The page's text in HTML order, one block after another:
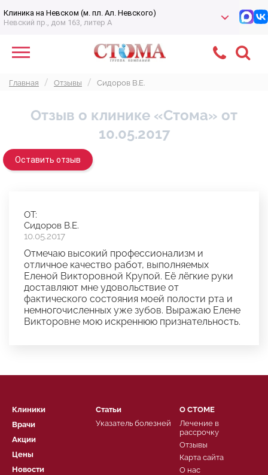
Клиника на Невском (м. пл. Ал. Невского)
Невский пр., дом 163, литер А
Главная Отзывы Сидоров В.Е.
Отзыв о клинике «Стома» от
10.05.2017
Оставить отзыв
ОТ:
Сидоров В.Е.
10.05.2017
Отмечаю высокий профессионализм и
отличное качество работ, выполняемых
Еленой Викторовной Крупой. Её лёгкие руки
доставляют мне удовольствие от
фактического состояния моей полости рта и
немногочисленных уже зубов. Выражаю Елене
Викторовне мою искреннюю признательность.
Клиники
Врачи
Акции
Цены
Новости
О СТОМЕ
Лечение в
рассрочку
Отзывы
Карта сайта
О нас
Статьи
Указатель болезней